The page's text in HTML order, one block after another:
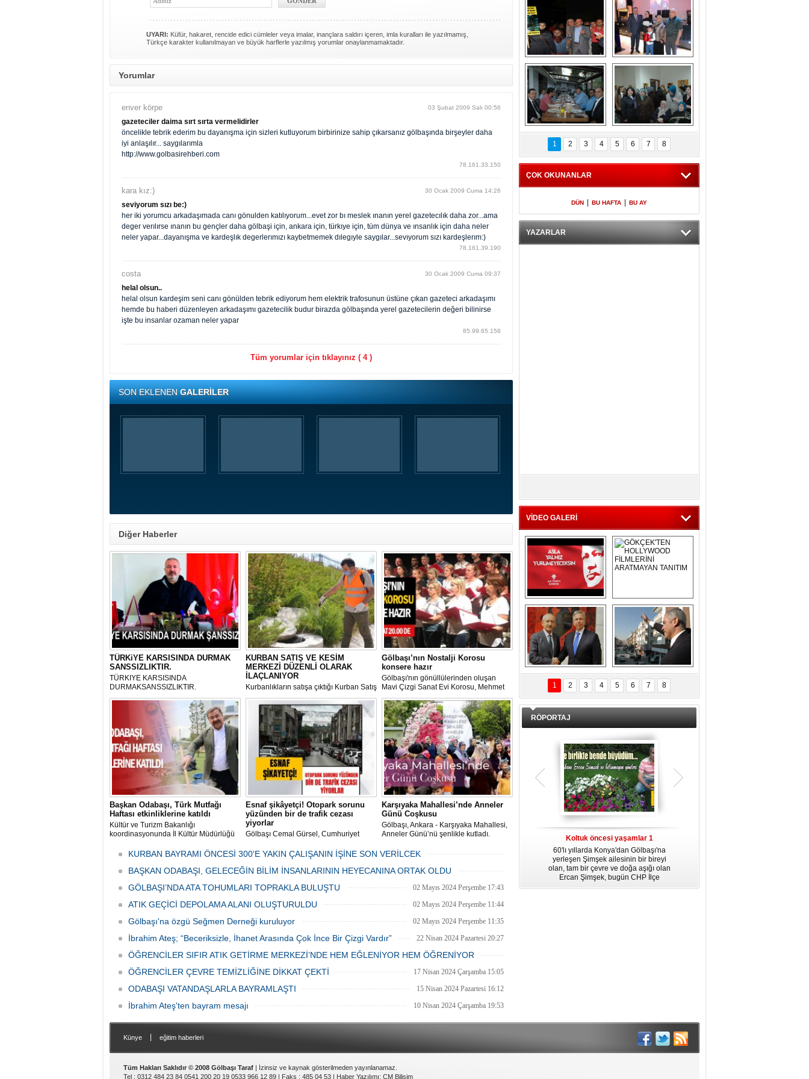
UYARI: Küfür, hakaret, rencide edici cümleler veya imalar, inançlara saldırı içeren, imla kuralları ile yazılmamış,
Türkçe karakter kullanılmayan ve büyük harflerle yazılmış yorumlar onaylanmamaktadır.
Yorumlar
enver körpe 03 Şubat 2009 Salı 00:56
gazeteciler daima sırt sırta vermelidirler
öncelikle tebrik ederim bu dayanışma için sizleri kutluyorum birbirinize sahip çıkarsanız gölbaşında birşeyler daha
iyi anlaşılır... saygılarımla
http://www.golbasirehberi.com
78.161.33.150
kara kız:) 30 Ocak 2009 Cuma 14:26
seviyorum sızı be:)
her iki yorumcu arkadaşımada canı gönulden katılıyorum...evet zor bı meslek ınanın yerel gazetecılık daha zor...ama
deger verılırse ınanın bu gençler daha gölbaşi için, ankara için, türkıye için, tüm dünya ve ınsanlık için daha neler
neler yapar...dayanışma ve kardeşlık degerlerımızı kaybetmemek dılegıyle saygılar...sevıyorum sızı kardeşlerım:)
78.161.39.190
costa 30 Ocak 2009 Cuma 09:37
helal olsun..
helal olsun kardeşim seni canı gönülden tebrik ediyorum hem elektrik trafosunun üstüne çıkan gazeteci arkadaşımı
hemde bu haberi düzenleyen arkadaşımı gazetecilik budur birazda gölbaşında yerel gazetecilerin değeri bilinirse
işte bu insanlar ozaman neler yapar
85.99.65.158
Tüm yorumlar için tıklayınız ( 4 )
SON EKLENENGALERİLER
Diğer Haberler
TÜRKiYE KARSISINDA DURMAK
SANSSIZLIKTIR.
TÜRKIYE KARSISINDA
DURMAKSANSSIZLIKTIR.
KURBAN SATIŞ VE KESİM
MERKEZİ DÜZENLİ OLARAK
İLAÇLANIYOR
Kurbanlıkların satışa çıktığı Kurban Satış
ve Kesim Merkezi, haşere ve
mikropların önüne geçilmesi amacıyla
her gün Gölbaşı Belediyesi ekipleri
tarafından düzenli olarak ilaçlanıyor.
Gölbaşı’nın Nostalji Korosu
konsere hazır
Gölbaşı'nın gönüllülerinden oluşan
Mavi Çizgi Sanat Evi Korosu, Mehmet
Akif Ersoy Kültür Merkezi’nde vereceği
konsere hızır.
Başkan Odabaşı, Türk Mutfağı
Haftası etkinliklerine katıldı
Kültür ve Turizm Bakanlığı
koordinasyonunda İl Kültür Müdürlüğü
Haftası" etkinlikleri Ankara'da devam
Esnaf şikâyetçi! Otopark sorunu
yüzünden bir de trafik cezası
yiyorlar
Gölbaşı Cemal Gürsel, Cumhuriyet
bulunan esnaf ve alışverişe gelen
vatandaşlar park cezaları yüzünden
canından bezdi.
Karşıyaka Mahallesi’nde Anneler
Günü Coşkusu
Gölbaşı, Ankara - Karşıyaka Mahallesi,
Anneler Günü’nü şenlikle kutladı.
öncülüğünde düzenlenen 1. Karşıyaka
KURBAN BAYRAMI ÖNCESİ 300'E YAKIN ÇALIŞANIN İŞİNE SON VERİLCEK
06 Mayıs 2024 Pazartesi 15:47
BAŞKAN ODABAŞI, GELECEĞİN BİLİM İNSANLARININ HEYECANINA ORTAK OLDU
06 Mayıs 2024 Pazartesi 15:31
GÖLBAŞI’NDA ATA TOHUMLARI TOPRAKLA BULUŞTU 02 Mayıs 2024 Perşembe 17:43
ATIK GEÇİCİ DEPOLAMA ALANI OLUŞTURULDU 02 Mayıs 2024 Perşembe 11:44
Gölbaşı'na özgü Seğmen Derneği kuruluyor 02 Mayıs 2024 Perşembe 11:35
İbrahim Ateş; “Beceriksizle, İhanet Arasında Çok İnce Bir Çizgi Vardır” 22 Nisan 2024 Pazartesi 20:27
ÖĞRENCİLER SIFIR ATIK GETİRME MERKEZİ’NDE HEM EĞLENİYOR HEM ÖĞRENİYOR
20 Nisan 2024 Cumartesi 15:26
ÖĞRENCİLER ÇEVRE TEMİZLİĞİNE DİKKAT ÇEKTİ 17 Nisan 2024 Çarşamba 15:05
ODABAŞI VATANDAŞLARLA BAYRAMLAŞTI 15 Nisan 2024 Pazartesi 16:12
İbrahim Ateş'ten bayram mesajı 10 Nisan 2024 Çarşamba 19:53
Gölbaşı GAZZE
İÇİN YÜRÜDÜ
Kaymakamlıktan
iftar yemeği
Kaymakamlıktan
iftar yemeği
NERGÜL
YILDIRIM SEÇİM
BÜROSUNU AÇTI
1 2 3 4 5 6 7 8
ÇOK OKUNANLAR
DÜN BU HAFTA BU AY
YAZARLAR
VİDEO GALERİ
Asla Yalnız
Yürümeyeceksin
Uzun Adam
GÖKÇEK'TEN
HOLLYWOOD
FİLMLERİNİ
ARATMAYAN
TANITIM
DAL İÇERİ ZÜBÜK!
ERCAN ŞİMŞEK
GÖLBAŞI'NDA
KASIRGA ETKİSİ
YARATTI !
1 2 3 4 5 6 7 8
RÖPORTAJ
Koltuk öncesi yaşamlar 1
60'lı yıllarda Konya'dan Gölbaşı'na
yerleşen Şimşek ailesinin bir bireyi
olan, tam bir çevre ve doğa aşığı olan
Ercan Şimşek, bugün CHP İlçe
Başkanlığı yaptığı Gölbaşı'nda yaşam
Teşrik tekbiri nedir? Ne anlama gelir?
Künye eğitim haberleri
Tüm Hakları Saklıdır © 2008 Gölbaşı Taraf | İzinsiz ve kaynak gösterilmeden yayınlanamaz.
Tel : 0312 484 23 84 0541 200 20 19 0533 966 12 89 | Faks : 485 04 53 | Haber Yazılımı: CM Bilişim